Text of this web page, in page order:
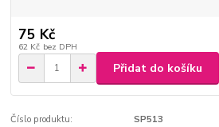
75 Kč
62 Kč bez DPH
Přidat do košíku
Číslo produktu: SP513